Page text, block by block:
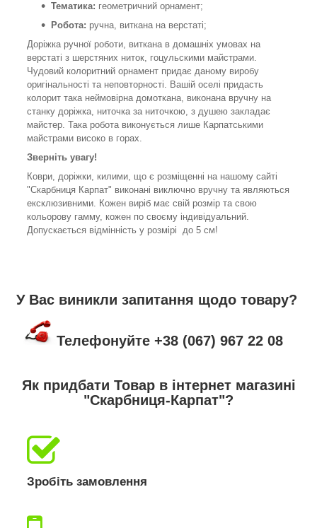
Тематика: геометричний орнамент;
Робота: ручна, виткана на верстаті;
Доріжка ручної роботи, виткана в домашніх умовах на
верстаті з шерстяних ниток, гоцульскими майстрами.
Чудовий колоритний орнамент придає даному виробу
оригінальності та неповторності. Вашій оселі придасть
колорит така неймовірна домоткана, виконана вручну на
станку доріжка, ниточка за ниточкою, з душею закладає
майстер. Така робота виконується лише Карпатськими
майстрами високо в горах.
Зверніть увагу!
Коври, доріжки, килими, що є розміщенні на нашому сайті
"Скарбниця Карпат" виконані виключно вручну та являються
ексклюзивними. Кожен виріб має свій розмір та свою
кольорову гамму, кожен по своєму індивідуальний.
Допускається відмінність у розмірі до 5 см!
У Вас виникли запитання щодо товару?
Телефонуйте +38 (067) 967 22 08
Як придбати Товар в інтернет магазині
"Скарбниця-Карпат"?
Зробіть замовлення